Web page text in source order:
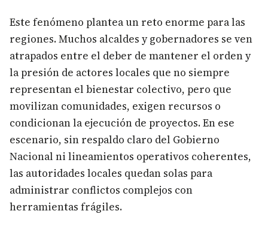
Este fenómeno plantea un reto enorme para las
regiones. Muchos alcaldes y gobernadores se ven
atrapados entre el deber de mantener el orden y
la presión de actores locales que no siempre
representan el bienestar colectivo, pero que
movilizan comunidades, exigen recursos o
condicionan la ejecución de proyectos. En ese
escenario, sin respaldo claro del Gobierno
Nacional ni lineamientos operativos coherentes,
las autoridades locales quedan solas para
administrar conflictos complejos con
herramientas frágiles.